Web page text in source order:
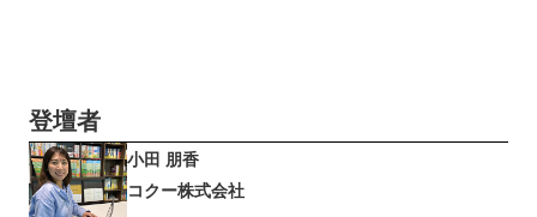
登壇者
小田 朋香
コクー株式会社